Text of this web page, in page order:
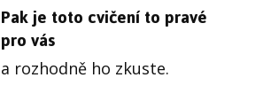
Pak je toto cvičení to pravé
pro vás
a rozhodně ho zkuste.